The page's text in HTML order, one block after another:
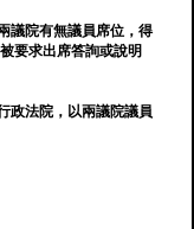
議院有無議員席位，得
要求出席答詢或說明
政法院，以兩議院議員